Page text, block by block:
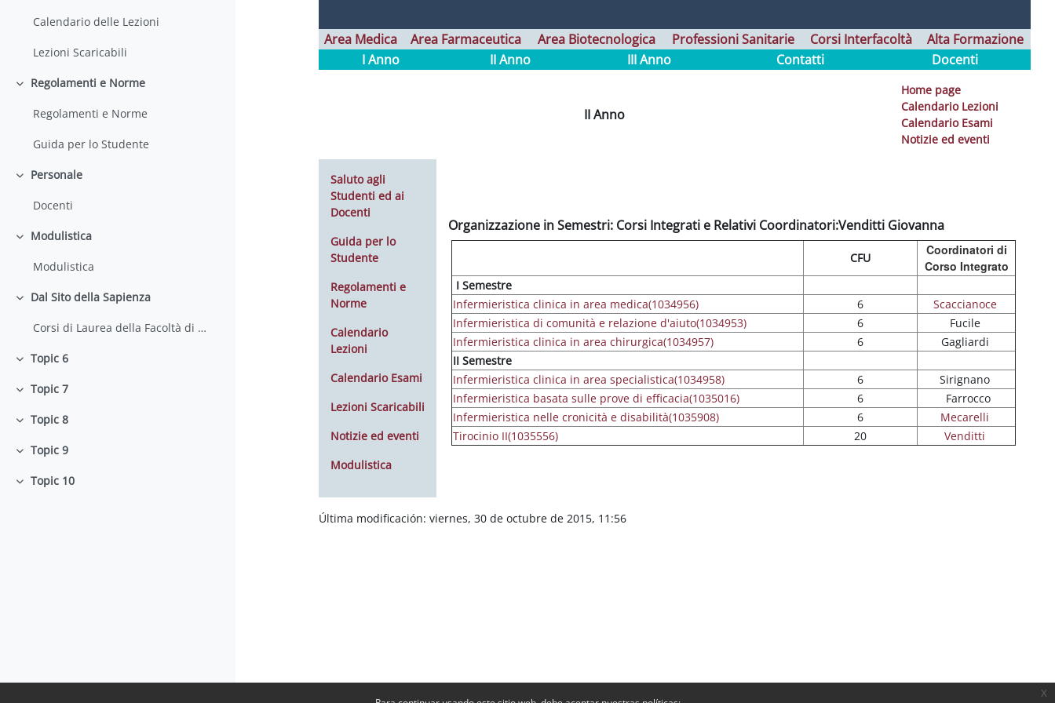
x
Calendario delle Lezioni
Lezioni Scaricabili
Colapsar
Regolamenti e Norme
Regolamenti e Norme
Guida per lo Studente
Colapsar
Personale
Docenti
Colapsar
Modulistica
Modulistica
Colapsar
Dal Sito della Sapienza
Corsi di Laurea della Facoltà di Farmacia e Medicina
Colapsar
Topic 6
Colapsar
Topic 7
Colapsar
Topic 8
Colapsar
Topic 9
Colapsar
Topic 10
Area Medica Area Farmaceutica Area Biotecnologica Professioni Sanitarie Corsi Interfacoltà
Alta Formazione
I Anno
II Anno III Anno Contatti Docenti
II Anno
Home page
Calendario Lezioni
Calendario Esami
Notizie ed eventi
Saluto agli
Studenti ed ai
Docenti
Guida per lo
Studente
Regolamenti e
Norme
Calendario
Lezioni
Calendario Esami
Lezioni Scaricabili
Notizie ed eventi
Modulistica
Organizzazione in Semestri: Corsi Integrati e Relativi Coordinatori:Venditti Giovanna
CFU
Coordinatori di
Corso Integrato
I Semestre
Infermieristica clinica in area medica(1034956)
6
Scaccianoce
Infermieristica di comunità e relazione d'aiuto(1034953)
6
Fucile
Infermieristica clinica in area chirurgica(1034957)
6
Gagliardi
II Semestre
Infermieristica clinica in area specialistica(1034958)
6
Sirignano
Infermieristica basata sulle prove di efficacia(1035016)
6
Farrocco
Infermieristica nelle cronicità e disabilità(1035908)
6
Mecarelli
Tirocinio II(1035556)
20 Venditti
Última modificación: viernes, 30 de octubre de 2015, 11:56